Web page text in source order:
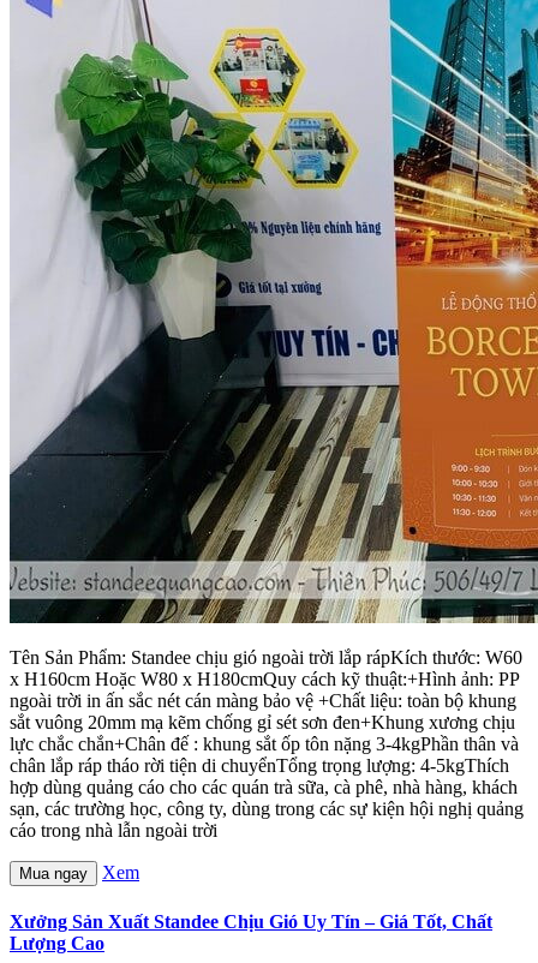
Tên Sản Phẩm: Standee chịu gió ngoài trời lắp rápKích thước: W60
x H160cm Hoặc W80 x H180cmQuy cách kỹ thuật:+Hình ảnh: PP
ngoài trời in ấn sắc nét cán màng bảo vệ +Chất liệu: toàn bộ khung
sắt vuông 20mm mạ kẽm chống gỉ sét sơn đen+Khung xương chịu
lực chắc chắn+Chân đế : khung sắt ốp tôn nặng 3-4kgPhần thân và
chân lắp ráp tháo rời tiện di chuyểnTổng trọng lượng: 4-5kgThích
hợp dùng quảng cáo cho các quán trà sữa, cà phê, nhà hàng, khách
sạn, các trường học, công ty, dùng trong các sự kiện hội nghị quảng
cáo trong nhà lẫn ngoài trời
Mua ngay Xem
Xưởng Sản Xuất Standee Chịu Gió Uy Tín – Giá Tốt, Chất
Lượng Cao